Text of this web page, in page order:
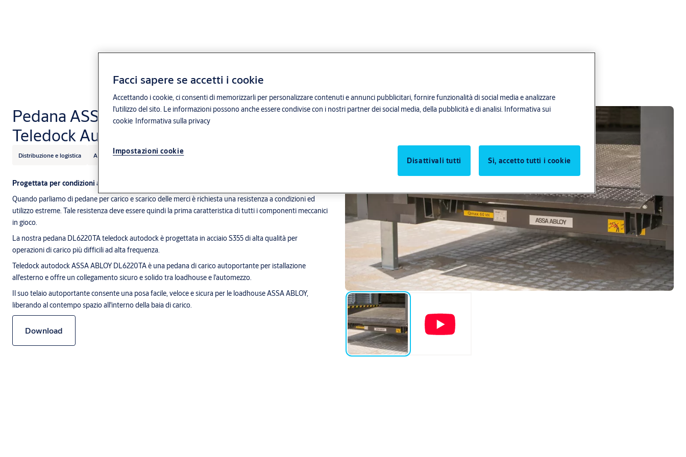
Pedana ASSA ABLOY DL6220TA
Teledock Autodock
Distribuzione e logistica ASSA ABLOY
Progettata per condizioni ambientali estreme
Quando parliamo di pedane per carico e scarico delle merci è richiesta una resistenza a condizioni ed
utilizzo estreme. Tale resistenza deve essere quindi la prima caratteristica di tutti i componenti meccanici
in gioco.
La nostra pedana DL6220TA teledock autodock è progettata in acciaio S355 di alta qualità per
operazioni di carico più difficili ad alta frequenza.
Teledock autodock ASSA ABLOY DL6220TA è una pedana di carico autoportante per istallazione
all'esterno e offre un collegamento sicuro e solido tra loadhouse e l'automezzo.
Il suo telaio autoportante consente una posa facile, veloce e sicura per le loadhouse ASSA ABLOY,
liberando al contempo spazio all'interno della baia di carico.
Download
Facci sapere se accetti i cookie
Accettando i cookie, ci consenti di memorizzarli per personalizzare contenuti e annunci pubblicitari, fornire funzionalità di social media e analizzare
l'utilizzo del sito. Le informazioni possono anche essere condivise con i nostri partner dei social media, della pubblicità e di analisi. Informativa sui
cookie Informativa sulla privacy
Impostazioni cookie
Disattivali tutti
Sì, accetto tutti i cookie